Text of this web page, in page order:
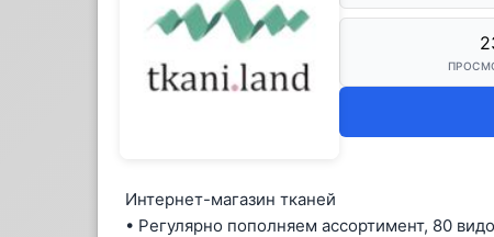
Интернет-магазин тканей
• Регулярно пополняем ассортимент, 80